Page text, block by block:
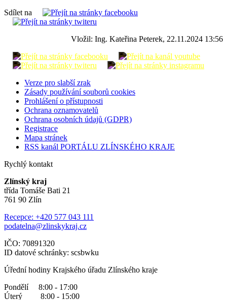
Sdílet na
Vložil: Ing. Kateřina Peterek, 22.11.2024 13:56
Verze pro slabší zrak
Zásady používání souborů cookies
Prohlášení o přístupnosti
Ochrana oznamovatelů
Ochrana osobních údajů (GDPR)
Registrace
Mapa stránek
RSS kanál PORTÁLU ZLÍNSKÉHO KRAJE
Rychlý kontakt
Zlínský kraj
třída Tomáše Bati 21
761 90 Zlín
Recepce: +420 577 043 111
podatelna@zlinskykraj.cz
IČO: 70891320
ID datové schránky: scsbwku
Úřední hodiny Krajského úřadu Zlínského kraje
Pondělí 8:00 - 17:00
Úterý 8:00 - 15:00